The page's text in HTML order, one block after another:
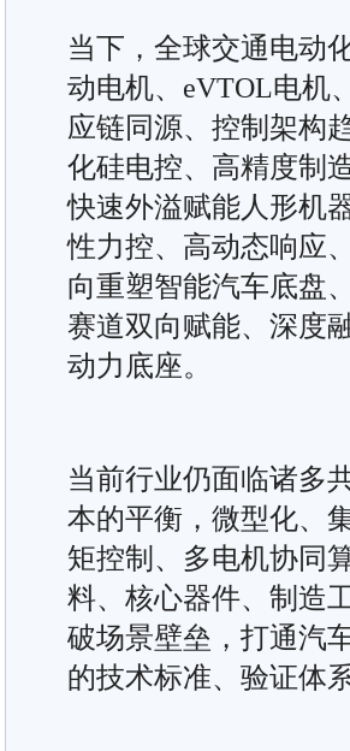
当下，全球交通电动
动电机、eVTOL电机
应链同源、控制架构
化硅电控、高精度制
快速外溢赋能人形机
性力控、高动态响应
向重塑智能汽车底盘
赛道双向赋能、深度
动力底座。
当前行业仍面临诸多
本的平衡，微型化、
矩控制、多电机协同
料、核心器件、制造
破场景壁垒，打通汽
的技术标准、验证体